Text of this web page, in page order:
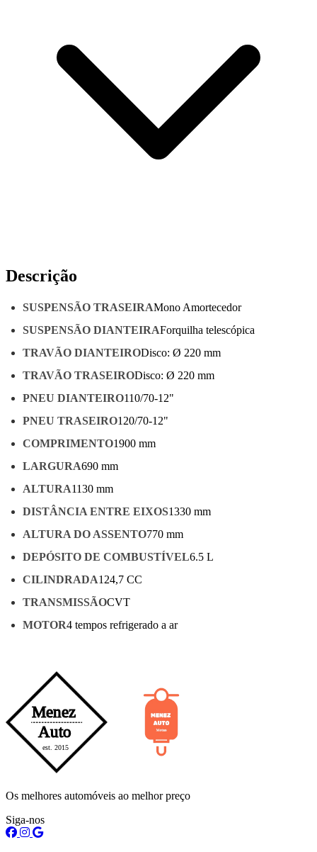
Descrição
SUSPENSÃO TRASEIRAMono Amortecedor
SUSPENSÃO DIANTEIRAForquilha telescópica
TRAVÃO DIANTEIRODisco: Ø 220 mm
TRAVÃO TRASEIRODisco: Ø 220 mm
PNEU DIANTEIRO110/70-12"
PNEU TRASEIRO120/70-12"
COMPRIMENTO1900 mm
LARGURA690 mm
ALTURA1130 mm
DISTÂNCIA ENTRE EIXOS1330 mm
ALTURA DO ASSENTO770 mm
DEPÓSITO DE COMBUSTÍVEL6.5 L
CILINDRADA124,7 CC
TRANSMISSÃOCVT
MOTOR4 tempos refrigerado a ar
Os melhores automóveis ao melhor preço
Siga-nos